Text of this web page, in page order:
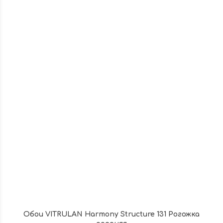
Обои VITRULAN Harmony Structure 131 Рогожка